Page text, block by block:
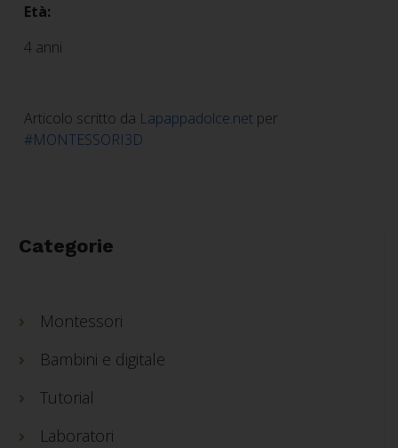
Età:
4 anni
Articolo scritto da Lapappadolce.net per
#MONTESSORI3D
Categorie
Montessori
Bambini e digitale
Tutorial
Laboratori